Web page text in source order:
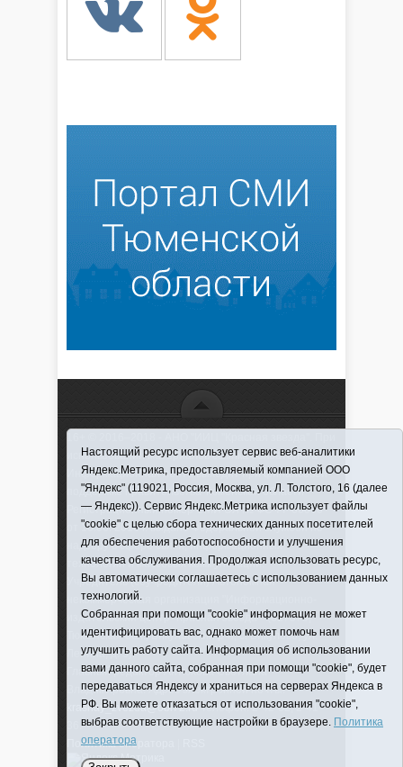
использовании материалов ссылка обязательна
Информационная лента выходит при финансовой
поддержке правительства Тюменской области
Регистрационный номер СМИ ЭЛ № ФС 77-66066
от 10.06. 2016 г. выдано Федеральной службой по
надзору в сфере связи, информационных
технологий и массовых коммуникаций.
Учредитель (соучредители) Автономная
некоммерческая организация "Информационно-
издательский центр "Красная звезда"" (627570,
Тюменская обл., Викуловский р-н, с. Викулово, ул.
Ленина, д. 5).
Главный редактор Антюхова Светлана
Владимировна. Адрес электронной почты:
krasnay_zvezda@obl72.ruТелефон: 2-42-32; 2-41-
36.
Политика оператора
Настоящий ресурс использует сервис веб-аналитики
Яндекс.Метрика, предоставляемый компанией ООО
"Яндекс" (119021, Россия, Москва, ул. Л. Толстого, 16 (далее
— Яндекс)). Сервис Яндекс.Метрика использует файлы
"cookie" с целью сбора технических данных посетителей
для обеспечения работоспособности и улучшения
качества обслуживания. Продолжая использовать ресурс,
Вы автоматически соглашаетесь с использованием данных
технологий.
Собранная при помощи "cookie" информация не может
идентифицировать вас, однако может помочь нам
улучшить работу сайта. Информация об использовании
вами данного сайта, собранная при помощи "cookie", будет
передаваться Яндексу и храниться на серверах Яндекса в
РФ. Вы можете отказаться от использования "cookie",
выбрав соответствующие настройки в браузере. Политика
оператора